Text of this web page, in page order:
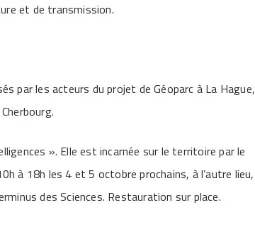
et de transmission.
par les acteurs du projet de Géoparc à La Hague,
». Elle est incarnée sur le territoire par le
à 18h les 4 et 5 octobre prochains, à l’autre lieu,
des Sciences. Restauration sur place.